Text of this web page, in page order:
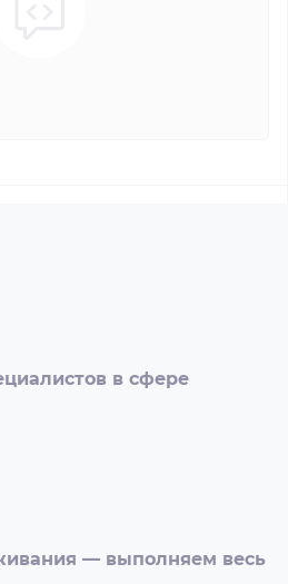
в сфере
— выполняем весь